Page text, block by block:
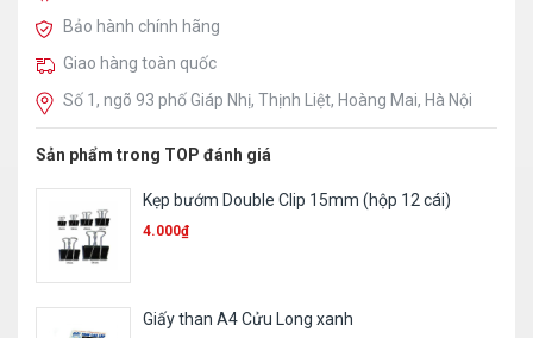
Bảo hành chính hãng
Giao hàng toàn quốc
Số 1, ngõ 93 phố Giáp Nhị, Thịnh Liệt, Hoàng Mai, Hà Nội
Sản phẩm trong TOP đánh giá
Kẹp bướm Double Clip 15mm (hộp 12 cái)
4.000₫
Giấy than A4 Cửu Long xanh